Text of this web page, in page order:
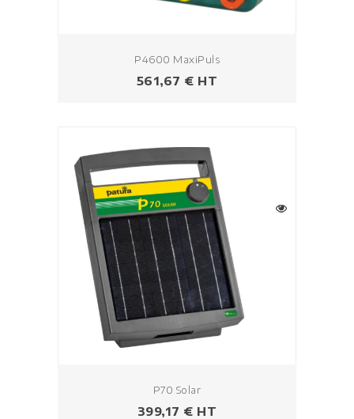
P4600 MaxiPuls
Prix
561,67 € HT
P70 Solar
Prix
399,17 € HT